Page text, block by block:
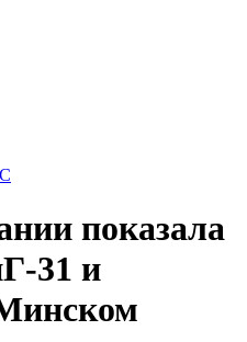
показала
31 и